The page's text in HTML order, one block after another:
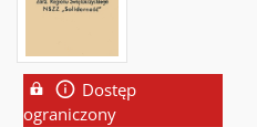
Dostęp
ograniczony